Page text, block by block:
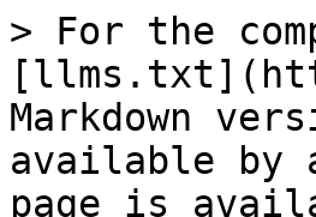
> For the
Markdown
available by
page is